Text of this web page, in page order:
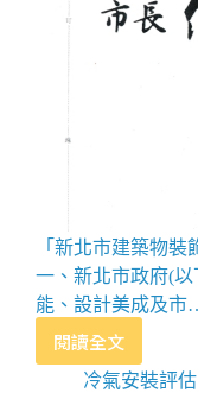
「新北市建築物
一、新北市政府(
能、設計美成及市
閱讀全文
冷
氣
冷氣安裝評估